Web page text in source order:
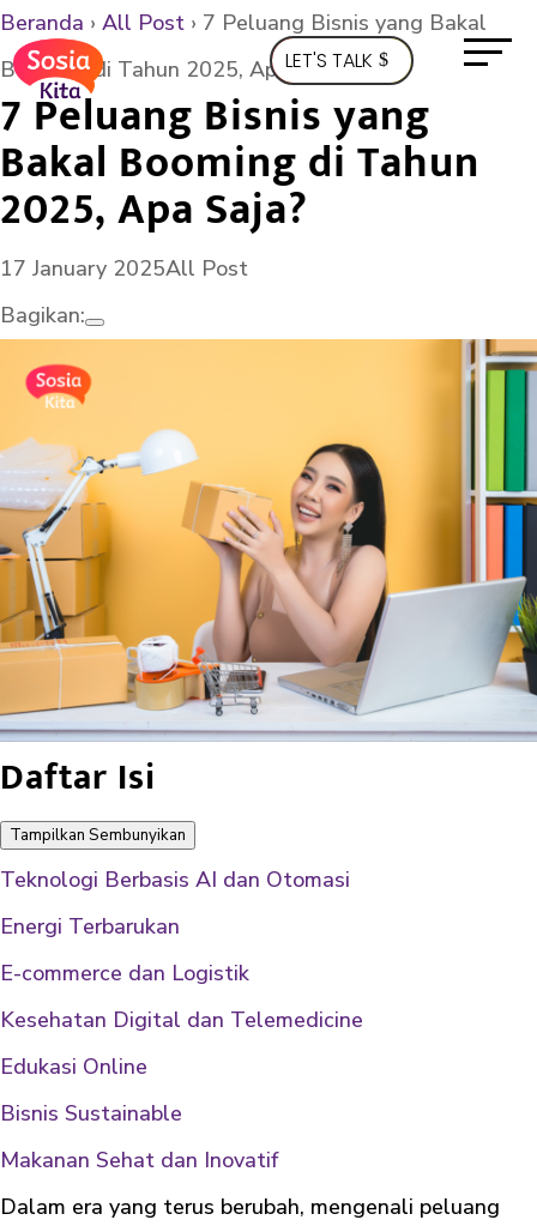
LET'S TALK
Beranda › All Post › 7 Peluang Bisnis yang Bakal
Booming di Tahun 2025, Apa Saja?
7 Peluang Bisnis yang
Bakal Booming di Tahun
2025, Apa Saja?
17 January 2025All Post
Bagikan:
Daftar Isi
Tampilkan Sembunyikan
Teknologi Berbasis AI dan Otomasi
Energi Terbarukan
E-commerce dan Logistik
Kesehatan Digital dan Telemedicine
Edukasi Online
Bisnis Sustainable
Makanan Sehat dan Inovatif
Dalam era yang terus berubah, mengenali peluang